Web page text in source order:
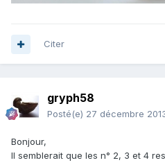
Citer
gryph58
Posté(e) 27 décembre
Bonjour,
Il semblerait que les n° 2, 3 et 4